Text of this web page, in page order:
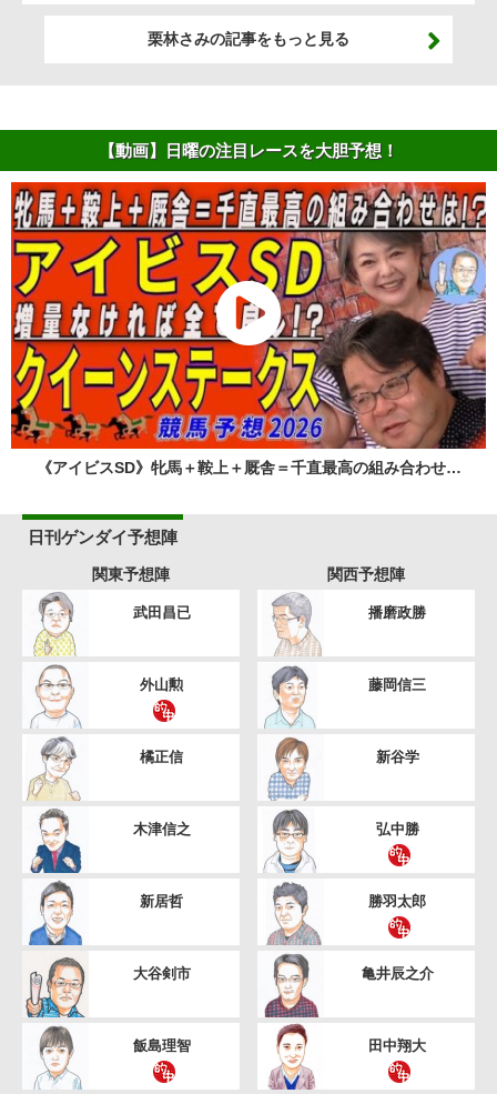
栗林さみの記事をもっと見る
【動画】日曜の注目レースを大胆予想！
《アイビスSD》牝馬＋鞍上＋厩舎＝千直最高の組み合わせ…
日刊ゲンダイ予想陣
関東予想陣
武田昌已
外山勲
橘正信
木津信之
新居哲
大谷剣市
飯島理智
関西予想陣
播磨政勝
藤岡信三
新谷学
弘中勝
勝羽太郎
亀井辰之介
田中翔大